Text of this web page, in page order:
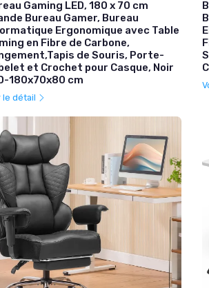
Gaming LED, 180 x 70 cm
Bureau Gamer, Bureau
Ergonomique avec Table
en Fibre de Carbone,
de Souris, Porte-
et Crochet pour Casque, Noir
180x70x80 cm
le détail